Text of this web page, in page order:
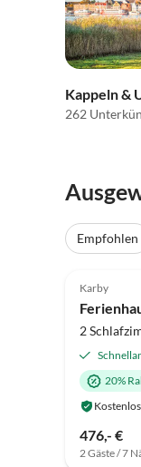
Kappeln &
262
Empfohlen
Karby
2
20%
476,- €
2 Gäste / 7